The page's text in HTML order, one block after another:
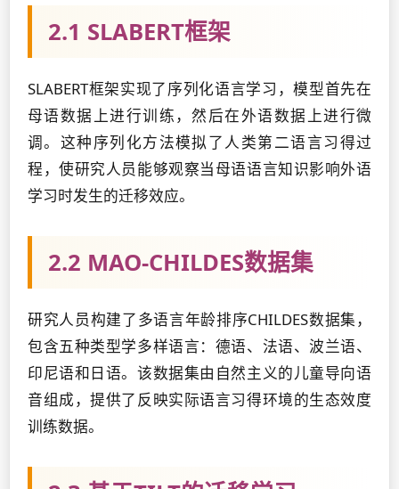
2.1 SLABERT框架
SLABERT框架实现了序列化语言学习，模型首先在
母语数据上进行训练，然后在外语数据上进行微
调。这种序列化方法模拟了人类第二语言习得过
程，使研究人员能够观察当母语语言知识影响外语
学习时发生的迁移效应。
2.2 MAO-CHILDES数据集
研究人员构建了多语言年龄排序CHILDES数据集，
包含五种类型学多样语言：德语、法语、波兰语、
印尼语和日语。该数据集由自然主义的儿童导向语
音组成，提供了反映实际语言习得环境的生态效度
训练数据。